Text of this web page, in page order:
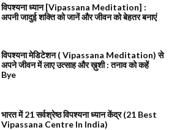
विपश्यना ध्यान [Vipassana Meditation] :
अपनी जादुई शक्ति को जानें और जीवन को बेहतर बनाएं
विपश्यना मेडिटेशन ( Vipassana Meditation) से
अपने जीवन में लाए उत्साह और ख़ुशी : तनाव को कहें
Bye
भारत में 21 सर्वश्रेष्ठ विपश्यना ध्यान केंद्र (21 Best
Vipassana Centre In India)